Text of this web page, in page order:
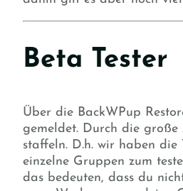
Beta Tester
Über die BackWPup
gemeldet. Durch die
staffeln. D.h. wir haben
einzelne Gruppen zum
das bedeuten, dass du